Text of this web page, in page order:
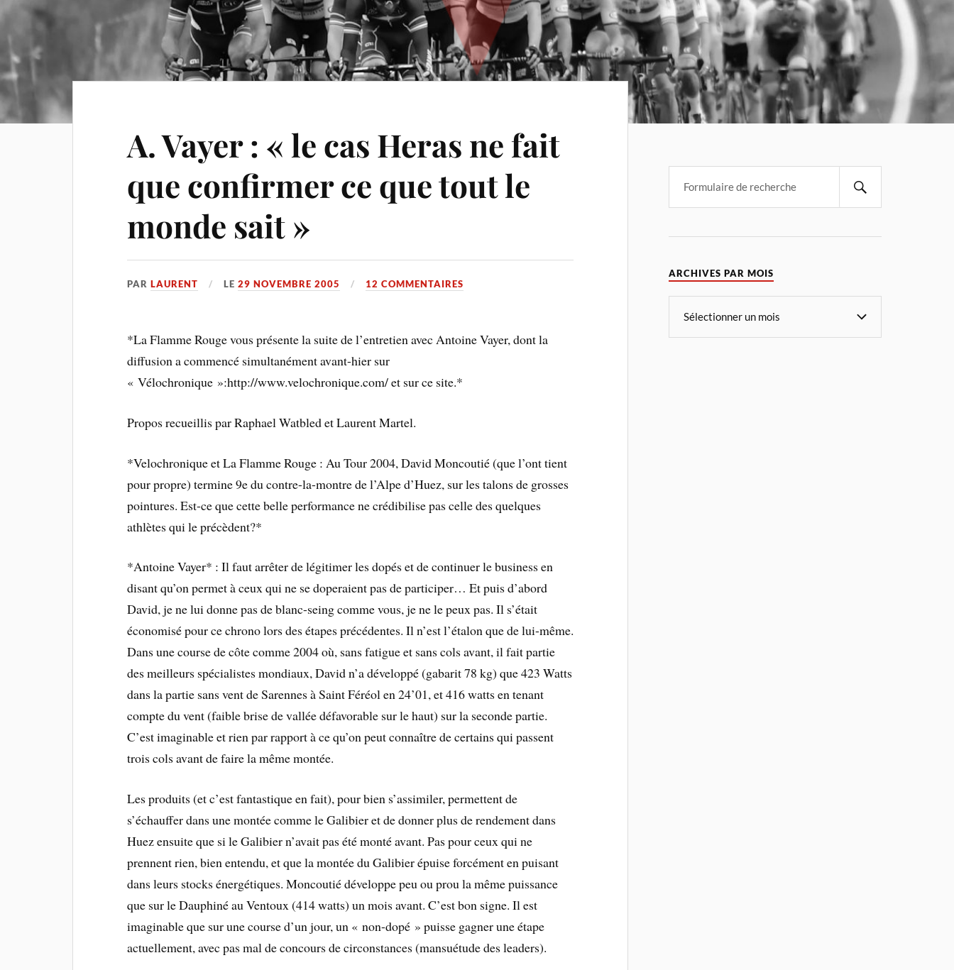
A. Vayer : « le cas Heras ne fait
que confirmer ce que tout le
monde sait »
PARLAURENT LE29 NOVEMBRE 2005 12 COMMENTAIRES
*La Flamme Rouge vous présente la suite de l’entretien avec Antoine Vayer, dont la
diffusion a commencé simultanément avant-hier sur
« Vélochronique »:http://www.velochronique.com/ et sur ce site.*
Propos recueillis par Raphael Watbled et Laurent Martel.
*Velochronique et La Flamme Rouge : Au Tour 2004, David Moncoutié (que l’ont tient
pour propre) termine 9e du contre-la-montre de l’Alpe d’Huez, sur les talons de grosses
pointures. Est-ce que cette belle performance ne crédibilise pas celle des quelques
athlètes qui le précèdent?*
*Antoine Vayer* : Il faut arrêter de légitimer les dopés et de continuer le business en
disant qu’on permet à ceux qui ne se doperaient pas de participer… Et puis d’abord
David, je ne lui donne pas de blanc-seing comme vous, je ne le peux pas. Il s’était
économisé pour ce chrono lors des étapes précédentes. Il n’est l’étalon que de lui-même.
Dans une course de côte comme 2004 où, sans fatigue et sans cols avant, il fait partie
des meilleurs spécialistes mondiaux, David n’a développé (gabarit 78 kg) que 423 Watts
dans la partie sans vent de Sarennes à Saint Féréol en 24’01, et 416 watts en tenant
compte du vent (faible brise de vallée défavorable sur le haut) sur la seconde partie.
C’est imaginable et rien par rapport à ce qu’on peut connaître de certains qui passent
trois cols avant de faire la même montée.
Les produits (et c’est fantastique en fait), pour bien s’assimiler, permettent de
s’échauffer dans une montée comme le Galibier et de donner plus de rendement dans
Huez ensuite que si le Galibier n’avait pas été monté avant. Pas pour ceux qui ne
prennent rien, bien entendu, et que la montée du Galibier épuise forcément en puisant
dans leurs stocks énergétiques. Moncoutié développe peu ou prou la même puissance
que sur le Dauphiné au Ventoux (414 watts) un mois avant. C’est bon signe. Il est
imaginable que sur une course d’un jour, un « non-dopé » puisse gagner une étape
actuellement, avec pas mal de concours de circonstances (mansuétude des leaders).
ARCHIVES PAR MOIS